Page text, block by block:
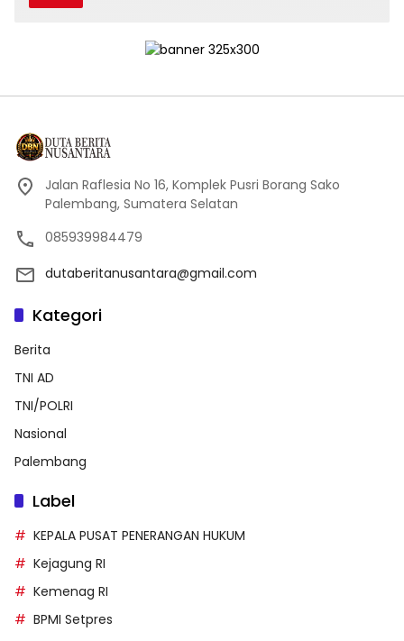
Jalan Raflesia No 16, Komplek Pusri Borang Sako
Palembang, Sumatera Selatan
085939984479
dutaberitanusantara@gmail.com
Kategori
Berita
TNI AD
TNI/POLRI
Nasional
Palembang
Label
KEPALA PUSAT PENERANGAN HUKUM
Kejagung RI
Kemenag RI
BPMI Setpres